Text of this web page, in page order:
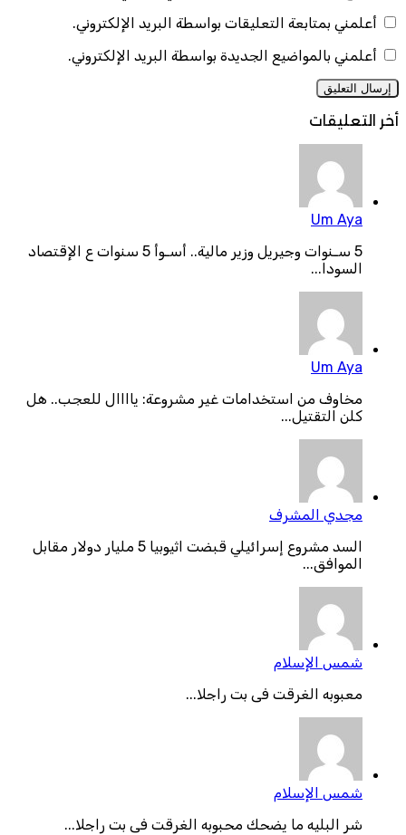
أعلمني بمتابعة التعليقات بواسطة البريد الإلكتروني.
أعلمني بالمواضيع الجديدة بواسطة البريد الإلكتروني.
أخر التعليقات
Um Aya
5 سـنوات وجيريل وزير مالية.. أسـوأ 5 سنوات ع الإقتصاد
السودا...
Um Aya
مخاوف من استخدامات غير مشروعة: ياااال للعجب.. هل
كلن التقتيل...
مجدي المشرف
السد مشروع إسرائيلي قبضت اثيوبيا 5 مليار دولار مقابل
الموافق...
شمس الإسلام
معبوبه الغرقت فى بت راجلا...
شمس الإسلام
شر البليه ما يضحك محبوبه الغرقت فى بت راجلا...